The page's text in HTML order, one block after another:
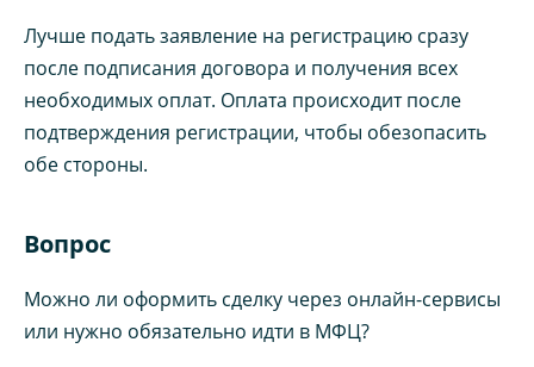
Лучше подать заявление на регистрацию сразу
после подписания договора и получения всех
необходимых оплат. Оплата происходит после
подтверждения регистрации, чтобы обезопасить
обе стороны.
Вопрос
Можно ли оформить сделку через онлайн-сервисы
или нужно обязательно идти в МФЦ?